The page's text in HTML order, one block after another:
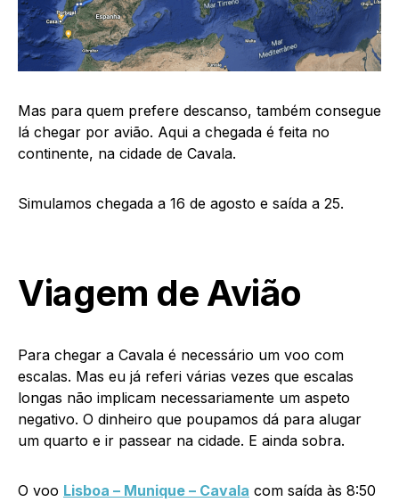
Mas para quem prefere descanso, também consegue
lá chegar por avião. Aqui a chegada é feita no
continente, na cidade de Cavala.
Simulamos chegada a 16 de agosto e saída a 25.
Viagem de Avião
Para chegar a Cavala é necessário um voo com
escalas. Mas eu já referi várias vezes que escalas
longas não implicam necessariamente um aspeto
negativo. O dinheiro que poupamos dá para alugar
um quarto e ir passear na cidade. E ainda sobra.
O voo Lisboa – Munique – Cavala com saída às 8:50